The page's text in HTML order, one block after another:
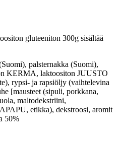
gluteeniton 300g sisältää
palsternakka (Suomi),
KERMA, laktoositon JUUSTO
rypsi- ja rapsiöljy (vaihtelevina
[mausteet (sipuli, porkkana,
maltodekstriini,
etikka), dekstroosi, aromit
50%